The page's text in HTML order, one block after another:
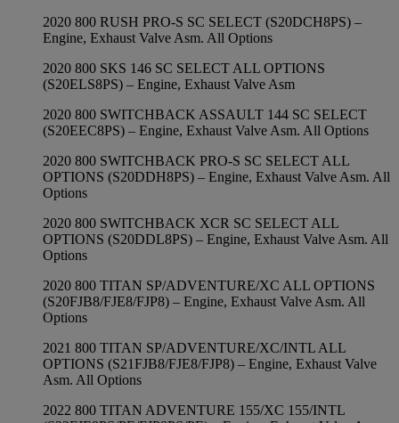
2020 800 RUSH PRO-S SC SELECT (S20DCH8PS) –
Engine, Exhaust Valve Asm. All Options
2020 800 SKS 146 SC SELECT ALL OPTIONS
(S20ELS8PS) – Engine, Exhaust Valve Asm
2020 800 SWITCHBACK ASSAULT 144 SC SELECT
(S20EEC8PS) – Engine, Exhaust Valve Asm. All Options
2020 800 SWITCHBACK PRO-S SC SELECT ALL
OPTIONS (S20DDH8PS) – Engine, Exhaust Valve Asm. All
Options
2020 800 SWITCHBACK XCR SC SELECT ALL
OPTIONS (S20DDL8PS) – Engine, Exhaust Valve Asm. All
Options
2020 800 TITAN SP/ADVENTURE/XC ALL OPTIONS
(S20FJB8/FJE8/FJP8) – Engine, Exhaust Valve Asm. All
Options
2021 800 TITAN SP/ADVENTURE/XC/INTL ALL
OPTIONS (S21FJB8/FJE8/FJP8) – Engine, Exhaust Valve
Asm. All Options
2022 800 TITAN ADVENTURE 155/XC 155/INTL